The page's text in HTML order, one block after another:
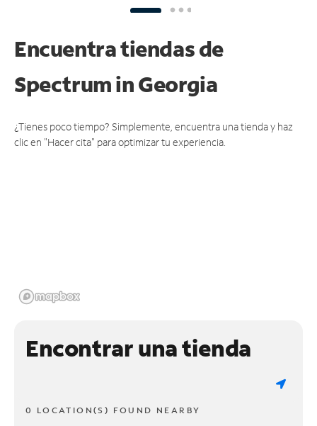
Encuentra tiendas de
Spectrumin Georgia
¿Tienes poco tiempo? Simplemente, encuentra una tienda y haz
clic en "Hacer cita" para optimizar tu experiencia.
Encontrar una tienda
0 LOCATION(S) FOUND NEARBY